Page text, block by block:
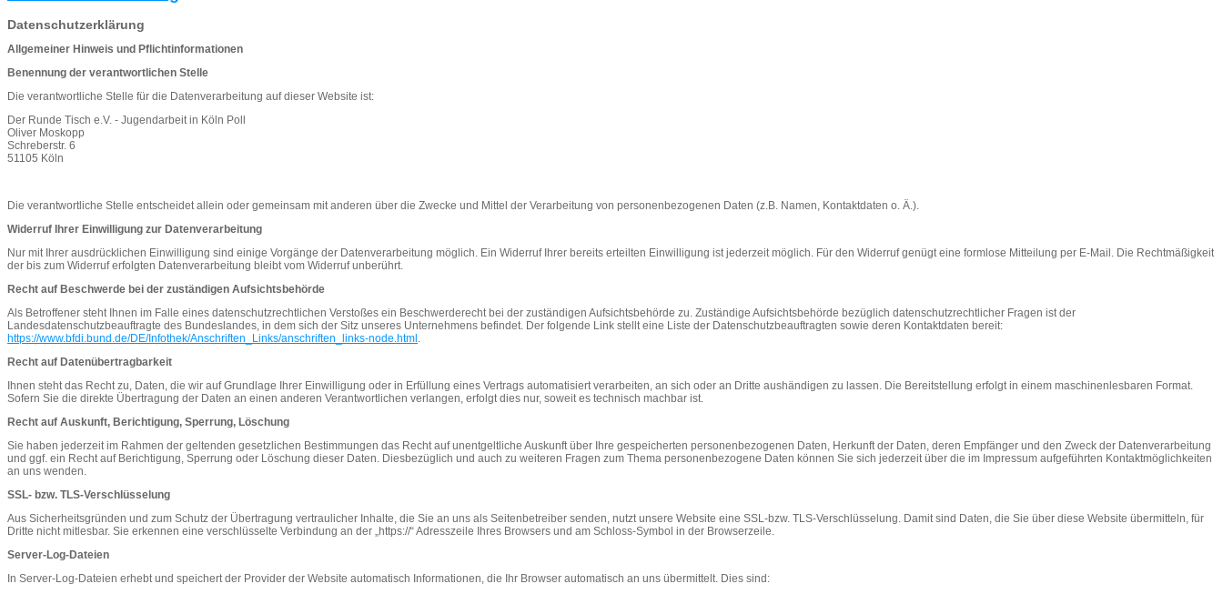
Datenschutzerklärung
Allgemeiner Hinweis und Pflichtinformationen
Benennung der verantwortlichen Stelle
Die verantwortliche Stelle für die Datenverarbeitung auf dieser Website ist:
Der Runde Tisch e.V. - Jugendarbeit in Köln Poll
Oliver Moskopp
Schreberstr. 6
51105 Köln
Die verantwortliche Stelle entscheidet allein oder gemeinsam mit anderen über die Zwecke und Mittel der Verarbeitung von personenbezogenen Daten (z.B. Namen, Kontaktdaten o. Ä.).
Widerruf Ihrer Einwilligung zur Datenverarbeitung
Nur mit Ihrer ausdrücklichen Einwilligung sind einige Vorgänge der Datenverarbeitung möglich. Ein Widerruf Ihrer bereits erteilten Einwilligung ist jederzeit möglich. Für den Widerruf genügt eine formlose Mitteilung per E-Mail. Die Rechtmäßigkeit
der bis zum Widerruf erfolgten Datenverarbeitung bleibt vom Widerruf unberührt.
Recht auf Beschwerde bei der zuständigen Aufsichtsbehörde
Als Betroffener steht Ihnen im Falle eines datenschutzrechtlichen Verstoßes ein Beschwerderecht bei der zuständigen Aufsichtsbehörde zu. Zuständige Aufsichtsbehörde bezüglich datenschutzrechtlicher Fragen ist der
Landesdatenschutzbeauftragte des Bundeslandes, in dem sich der Sitz unseres Unternehmens befindet. Der folgende Link stellt eine Liste der Datenschutzbeauftragten sowie deren Kontaktdaten bereit:
https://www.bfdi.bund.de/DE/Infothek/Anschriften_Links/anschriften_links-node.html
Recht auf Datenübertragbarkeit
Ihnen steht das Recht zu, Daten, die wir auf Grundlage Ihrer Einwilligung oder in Erfüllung eines Vertrags automatisiert verarbeiten, an sich oder an Dritte aushändigen zu lassen. Die Bereitstellung erfolgt in einem maschinenlesbaren Format.
Sofern Sie die direkte Übertragung der Daten an einen anderen Verantwortlichen verlangen, erfolgt dies nur, soweit es technisch machbar ist.
Recht auf Auskunft, Berichtigung, Sperrung, Löschung
Sie haben jederzeit im Rahmen der geltenden gesetzlichen Bestimmungen das Recht auf unentgeltliche Auskunft über Ihre gespeicherten personenbezogenen Daten, Herkunft der Daten, deren Empfänger und den Zweck der Datenverarbeitung
und ggf. ein Recht auf Berichtigung, Sperrung oder Löschung dieser Daten. Diesbezüglich und auch zu weiteren Fragen zum Thema personenbezogene Daten können Sie sich jederzeit über die im Impressum aufgeführten Kontaktmöglichkeiten
an uns wenden.
SSL- bzw. TLS-Verschlüsselung
Aus Sicherheitsgründen und zum Schutz der Übertragung vertraulicher Inhalte, die Sie an uns als Seitenbetreiber senden, nutzt unsere Website eine SSL-bzw. TLS-Verschlüsselung. Damit sind Daten, die Sie über diese Website übermitteln, für
Dritte nicht mitlesbar. Sie erkennen eine verschlüsselte Verbindung an der „https://“ Adresszeile Ihres Browsers und am Schloss-Symbol in der Browserzeile.
Server-Log-Dateien
In Server-Log-Dateien erhebt und speichert der Provider der Website automatisch Informationen, die Ihr Browser automatisch an uns übermittelt. Dies sind: